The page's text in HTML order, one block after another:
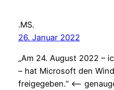
.MS.
26. Januar 2022
„Am 24. August 2022 –
– hat Microsoft den
freigegeben.“ <–